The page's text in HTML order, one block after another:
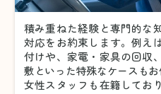
積み重ねた経験と専門的な
対応をお約束します。例え
付けや、家電・家具の回収
敷といった特殊なケースもお
女性スタッフも在籍してお